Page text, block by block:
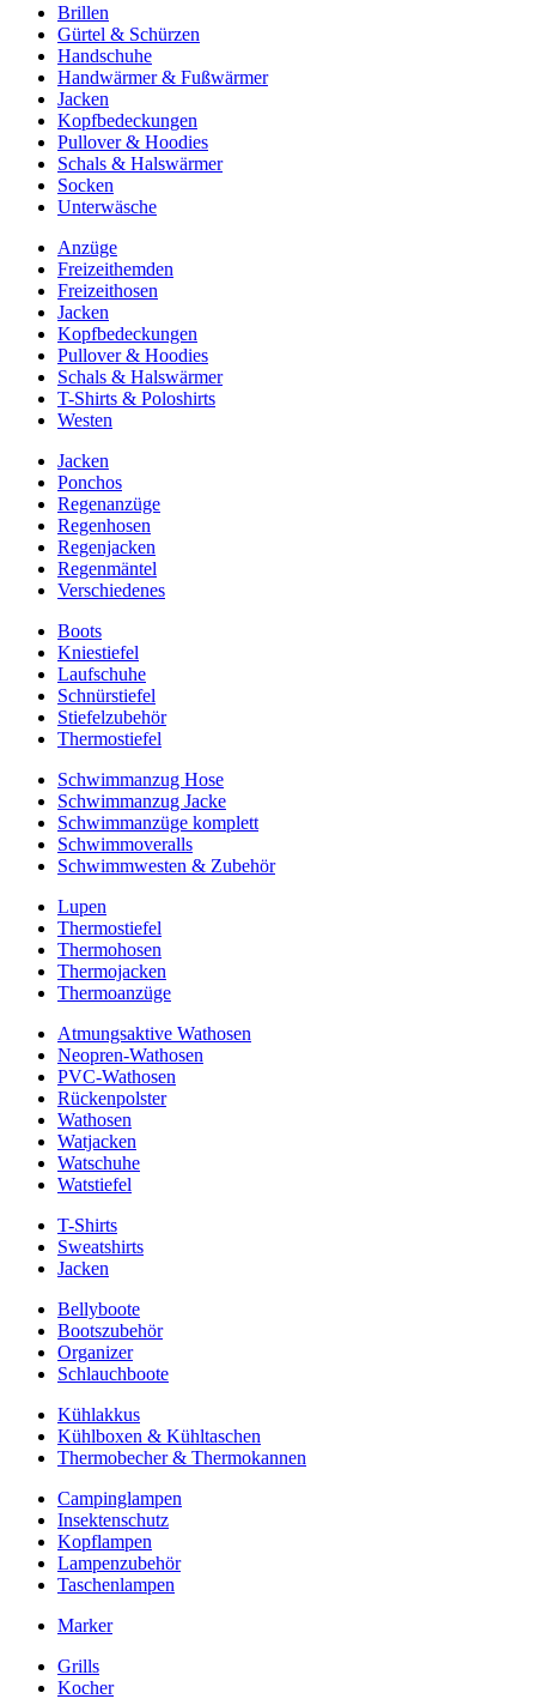
Brillen
Gürtel & Schürzen
Handschuhe
Handwärmer & Fußwärmer
Jacken
Kopfbedeckungen
Pullover & Hoodies
Schals & Halswärmer
Socken
Unterwäsche
Anzüge
Freizeithemden
Freizeithosen
Jacken
Kopfbedeckungen
Pullover & Hoodies
Schals & Halswärmer
T-Shirts & Poloshirts
Westen
Jacken
Ponchos
Regenanzüge
Regenhosen
Regenjacken
Regenmäntel
Verschiedenes
Boots
Kniestiefel
Laufschuhe
Schnürstiefel
Stiefelzubehör
Thermostiefel
Schwimmanzug Hose
Schwimmanzug Jacke
Schwimmanzüge komplett
Schwimmoveralls
Schwimmwesten & Zubehör
Lupen
Thermostiefel
Thermohosen
Thermojacken
Thermoanzüge
Atmungsaktive Wathosen
Neopren-Wathosen
PVC-Wathosen
Rückenpolster
Wathosen
Watjacken
Watschuhe
Watstiefel
T-Shirts
Sweatshirts
Jacken
Bellyboote
Bootszubehör
Organizer
Schlauchboote
Kühlakkus
Kühlboxen & Kühltaschen
Thermobecher & Thermokannen
Campinglampen
Insektenschutz
Kopflampen
Lampenzubehör
Taschenlampen
Marker
Grills
Kocher